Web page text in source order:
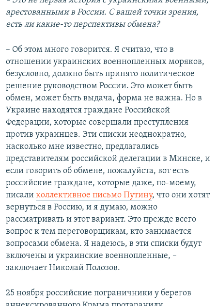
арестованными в России. С вашей точки зрения,
есть ли какие-то перспективы обмена?
– Об этом много говорится. Я считаю, что в
отношении украинских военнопленных моряков,
безусловно, должно быть принято политическое
решение руководством России. Это может быть
обмен, может быть выдача, форма не важна. Но в
Украине находятся граждане Российской
Федерации, которые совершали преступления
против украинцев. Эти списки неоднократно,
насколько мне известно, предлагались
представителям российской делегации в Минске, и
если говорить об обмене, пожалуйста, вот есть
российские граждане, которые даже, по-моему,
писали коллективное письмо Путину, что они хотят
вернуться в Россию, и я думаю, можно
рассматривать и этот вариант. Это прежде всего
вопрос к тем переговорщикам, кто занимается
вопросами обмена. Я надеюсь, в эти списки будут
включены и украинские военнопленные, –
заключает Николай Полозов.
25 ноября российские пограничники у берегов